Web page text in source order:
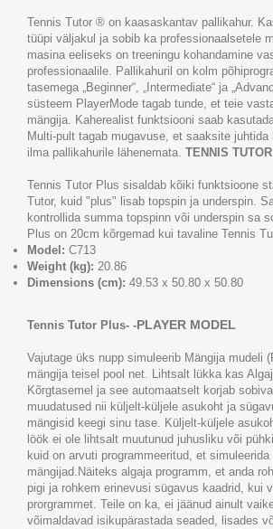
Tennis Tutor ® on kaasaskantav pallikahur.
tüüpi väljakul ja sobib ka professionaalsetele
masina eeliseks on treeningu kohandamine
professionaalile. Pallikahuril on kolm
tasemega „Beginner“, „Intermediate“ ja
süsteem PlayerMode tagab tunde, et teie
mängija. Kaherealist funktsiooni saab
Multi-pult tagab mugavuse, et saaksite juhtida
ilma pallikahurile lähenemata. TENNIS
Tennis Tutor Plus sisaldab kõiki funktsioone
Tutor, kuid "plus" lisab topspin ja underspin.
kontrollida summa topspinn või underspin sa
Plus on 20cm kõrgemad kui tavaline Tennis
Model: C713
Weight (kg): 20.86
Dimensions (cm): 49.53 x 50.80 x 50.80
Tennis Tutor Plus- -PLAYER MODEL
Vajutage üks nupp simuleerib Mängija mudeli
mängija teisel pool net. Lihtsalt lükka kas
Kõrgtasemel ja see automaatselt korjab
muudatused nii küljelt-küljele asukoht ja
mängisid keegi sinu tase. Küljelt-küljele
löök ei ole lihtsalt muutunud juhusliku või
kuid on arvuti programmeeritud, et
mängijad.Näiteks algaja programm, et anda
pigi ja rohkem erinevusi sügavus kaadrid, kui
prorgrammet. Teile on ka, ei jäänud ainult
võimaldavad isikupärastada seaded, lisades